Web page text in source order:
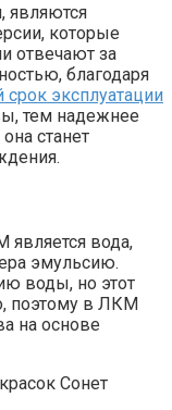
являются
которые
отвечают за
благодаря
срок эксплуатации
тем надежнее
станет
вода,
эмульсию.
воды, но этот
поэтому в ЛКМ
на основе
Сонет